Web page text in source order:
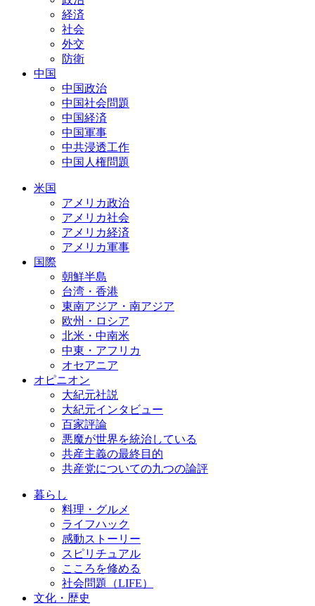
経済
社会
外交
防衛
中国
中国政治
中国社会問題
中国経済
中国軍事
中共浸透工作
中国人権問題
米国
アメリカ政治
アメリカ社会
アメリカ経済
アメリカ軍事
国際
朝鮮半島
台湾・香港
東南アジア・南アジア
欧州・ロシア
北米・中南米
中東・アフリカ
オセアニア
オピニオン
大紀元社説
大紀元インタビュー
百家評論
悪魔が世界を統治している
共産主義の最終目的
共産党についての九つの論評
暮らし
料理・グルメ
ライフハック
感動ストーリー
スピリチュアル
こころを修める
社会問題（LIFE）
文化・歴史